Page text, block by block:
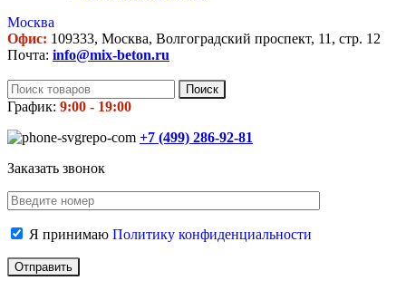
Москва
Офис: 109333, Москва, Волгоградский проспект, 11, стр. 12
Почта: info@mix-beton.ru
Поиск
График: 9:00 - 19:00
+7 (499) 286-92-81
Заказать звонок
Я принимаю Политику конфиденциальности